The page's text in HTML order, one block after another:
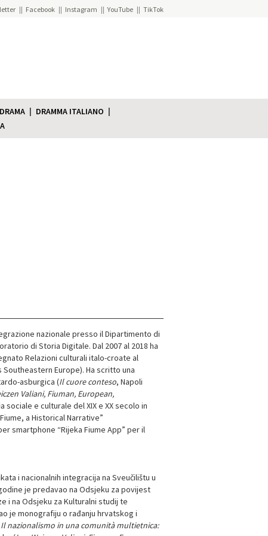
Facebook Instagram YouTube TikTok
DRAMMA ITALIANO
nazionale presso il Dipartimento di
di Storia Digitale. Dal 2007 al 2018 ha
Relazioni culturali italo-croate al
Europe). Ha scritto una
asburgica (Il cuore conteso, Napoli
Valiani, Fiuman, European,
e culturale del XIX e XX secolo in
a Historical Narrative”
smartphone “Rijeka Fiume App” per il
i nacionalnih integracija na Sveučilištu u
je predavao na Odsjeku za povijest
i na Odsjeku za Kulturalni studij te
je monografiju o rađanju hrvatskog i
nazionalismo in una comunità multietnica: